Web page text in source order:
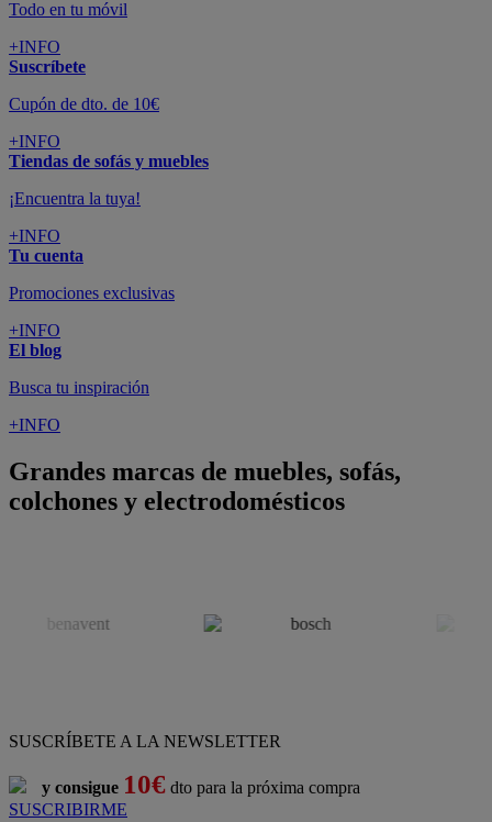
Todo en tu móvil
+INFO
Suscríbete
Cupón de dto. de 10€
+INFO
Tiendas de sofás y muebles
¡Encuentra la tuya!
+INFO
Tu cuenta
Promociones exclusivas
+INFO
El blog
Busca tu inspiración
+INFO
Grandes marcas de muebles, sofás,
colchones y electrodomésticos
SUSCRÍBETE A LA NEWSLETTER
y consigue 10€ dto para la próxima compra
SUSCRIBIRME